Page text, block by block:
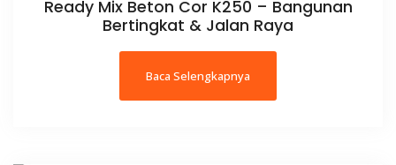
Ready Mix Beton Cor K250 – Bangunan
Bertingkat & Jalan Raya
Baca Selengkapnya